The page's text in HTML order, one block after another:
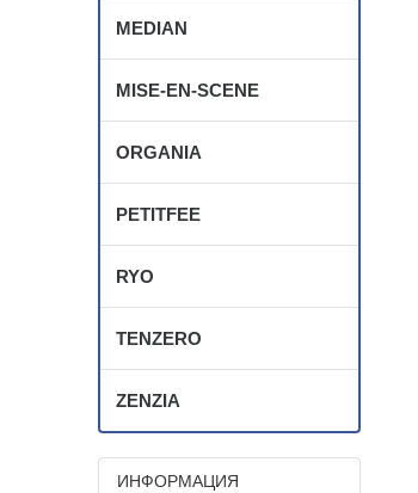
MEDIAN
MISE-EN-SCENE
ORGANIA
PETITFEE
RYO
TENZERO
ZENZIA
ИНФОРМАЦИЯ